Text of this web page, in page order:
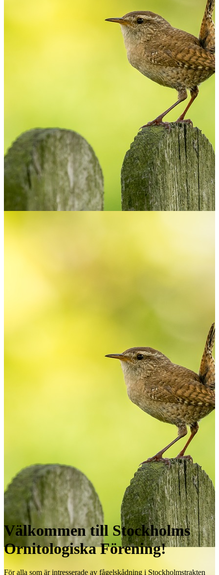
Välkommen till Stockholms
Ornitologiska Förening!
För alla som är intresserade av fågelskådning i Stockholmstrakten